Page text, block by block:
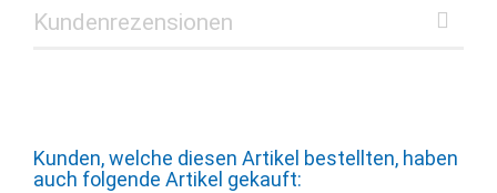
Kundenrezensionen
Kunden, welche diesen Artikel bestellten, haben
auch folgende Artikel gekauft: